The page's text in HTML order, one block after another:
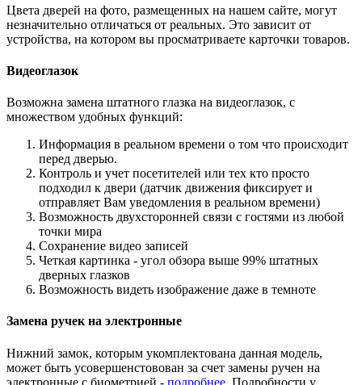
Цвета дверей на фото, размещенных на нашем сайте, могут
незначительно отличаться от реальных. Это зависит от
устройства, на котором вы просматриваете карточки товаров.
Видеоглазок
Возможна замена штатного глазка на видеоглазок, с
множеством удобных функций:
Информация в реальном времени о том что происходит
перед дверью.
Контроль и учет посетителей или тех кто просто
подходил к двери (датчик движения фиксирует и
отправляет Вам уведомления в реальном времени)
Возможность двухсторонней связи с гостями из любой
точки мира
Сохранение видео записей
Четкая картинка - угол обзора выше 99% штатных
дверных глазков
Возможность видеть изображение даже в темноте
Замена ручек на электронные
Нижний замок, которым укомплектована данная модель,
может быть усовершенстовован за счет замены ручен на
электронные с биометрией - подробнее. Подробности у